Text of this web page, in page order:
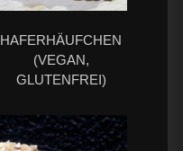
HAFERHÄUFCHEN
(VEGAN,
GLUTENFREI)